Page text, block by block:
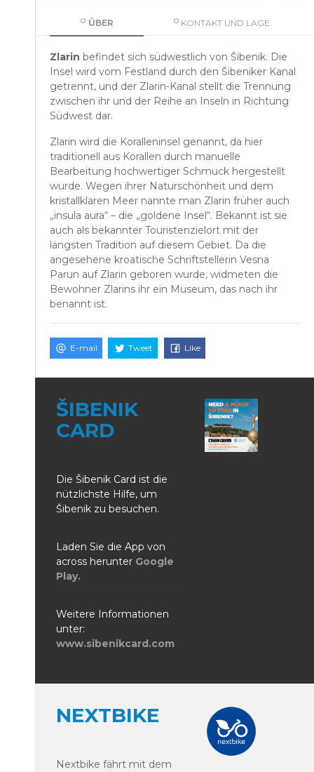
ÜBER KONTAKT UND LAGE
Zlarin befindet sich südwestlich von Šibenik. Die
Insel wird vom Festland durch den Šibeniker Kanal
getrennt, und der Zlarin-Kanal stellt die Trennung
zwischen ihr und der Reihe an Inseln in Richtung
Südwest dar.
Zlarin wird die Koralleninsel genannt, da hier
traditionell aus Korallen durch manuelle
Bearbeitung hochwertiger Schmuck hergestellt
wurde. Wegen ihrer Naturschönheit und dem
kristallklaren Meer nannte man Zlarin früher auch
„insula aura“ – die „goldene Insel“. Bekannt ist sie
auch als bekannter Touristenzielort mit der
längsten Tradition auf diesem Gebiet. Da die
angesehene kroatische Schriftstellerin Vesna
Parun auf Zlarin geboren wurde, widmeten die
Bewohner Zlarins ihr ein Museum, das nach ihr
benannt ist.
E-mail Tweet Like
ŠIBENIK
CARD
Die Šibenik Card ist die
nützlichste Hilfe, um
Šibenik zu besuchen.
Laden Sie die App von
across herunter Google
Play.
Weitere Informationen
unter:
www.sibenikcard.com
NEXTBIKE
Nextbike fährt mit dem